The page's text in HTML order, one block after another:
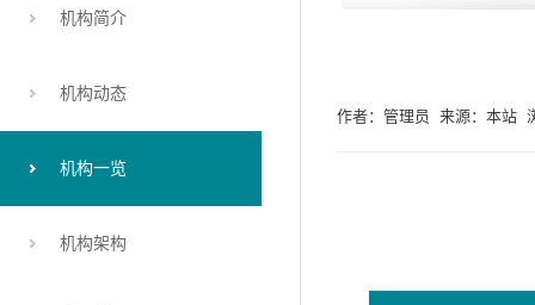
机构简介
机构动态
机构一览
机构架构
作者：管理员 来源：本站